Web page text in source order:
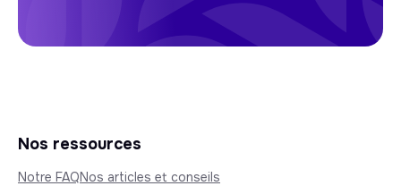
Nos ressources
Notre FAQNos articles et conseils